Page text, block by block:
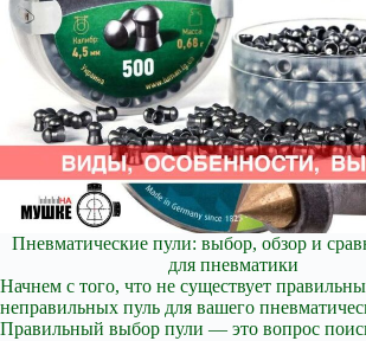
Пневматические пули: выбор, обзор и
для пневматики
Начнем с того, что не существует
неправильных пуль для вашего
Правильный выбор пули — это вопрос